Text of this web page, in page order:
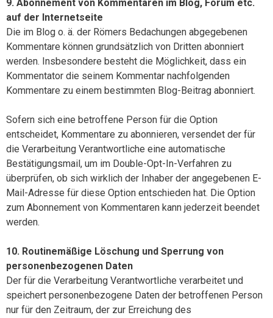
9. Abonnement von Kommentaren im Blog, Forum etc.
auf der Internetseite
Die im Blog o. ä. der Römers Bedachungen abgegebenen
Kommentare können grundsätzlich von Dritten abonniert
werden. Insbesondere besteht die Möglichkeit, dass ein
Kommentator die seinem Kommentar nachfolgenden
Kommentare zu einem bestimmten Blog-Beitrag abonniert.
Sofern sich eine betroffene Person für die Option
entscheidet, Kommentare zu abonnieren, versendet der für
die Verarbeitung Verantwortliche eine automatische
Bestätigungsmail, um im Double-Opt-In-Verfahren zu
überprüfen, ob sich wirklich der Inhaber der angegebenen E-
Mail-Adresse für diese Option entschieden hat. Die Option
zum Abonnement von Kommentaren kann jederzeit beendet
werden.
10. Routinemäßige Löschung und Sperrung von
personenbezogenen Daten
Der für die Verarbeitung Verantwortliche verarbeitet und
speichert personenbezogene Daten der betroffenen Person
nur für den Zeitraum, der zur Erreichung des